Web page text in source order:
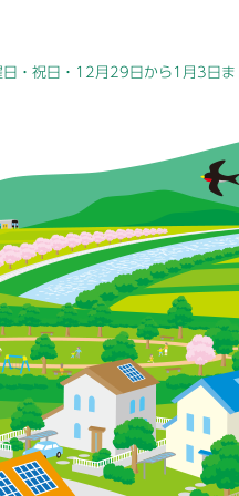
・祝日・12月29日から1月3日ま